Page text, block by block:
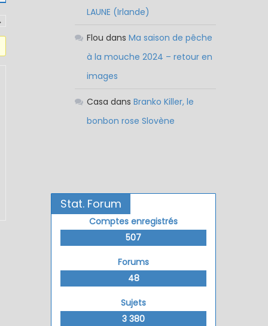
LAUNE (Irlande)
Flou dansMa saison de pêche
à la mouche 2024 – retour en
images
Casa dansBranko Killer, le
bonbon rose Slovène
Stat. Forum
Comptes enregistrés
507
Forums
48
Sujets
3 380